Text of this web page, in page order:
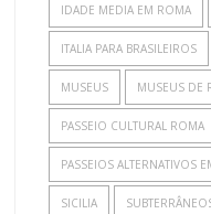
IDADE MEDIA EM ROMA
ITALIA PARA BRASILEIROS
MUSEUS MUSEUS DE
PASSEIO CULTURAL ROMA
PASSEIOS ALTERNATIVOS
SICILIA